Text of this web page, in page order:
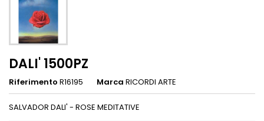
DALI' 1500PZ
Riferimento R16195 Marca RICORDI ARTE
SALVADOR DALI' - ROSE MEDITATIVE